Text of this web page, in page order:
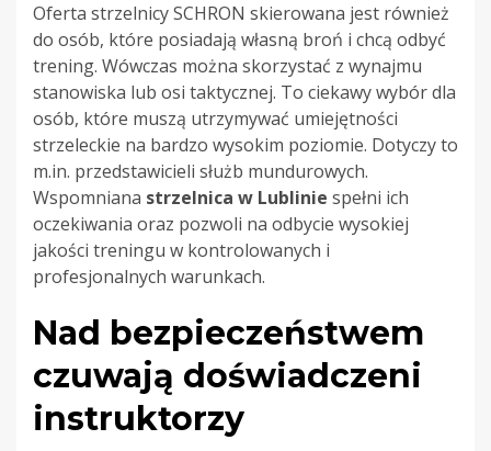
Oferta strzelnicy SCHRON skierowana jest również
do osób, które posiadają własną broń i chcą odbyć
trening. Wówczas można skorzystać z wynajmu
stanowiska lub osi taktycznej. To ciekawy wybór dla
osób, które muszą utrzymywać umiejętności
strzeleckie na bardzo wysokim poziomie. Dotyczy to
m.in. przedstawicieli służb mundurowych.
Wspomniana strzelnica w Lublinie spełni ich
oczekiwania oraz pozwoli na odbycie wysokiej
jakości treningu w kontrolowanych i
profesjonalnych warunkach.
Nad bezpieczeństwem
czuwają doświadczeni
instruktorzy